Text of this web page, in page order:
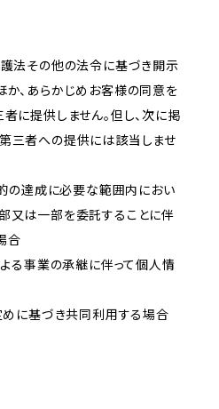
法その他の法令に基づき開示
、あらかじめお客様の同意を
に提供しません。但し、次に掲
三者への提供には該当しませ
的の達成に必要な範囲内におい
又は一部を委託することに伴
合
よる事業の承継に伴って個人情
めに基づき共同利用する場合